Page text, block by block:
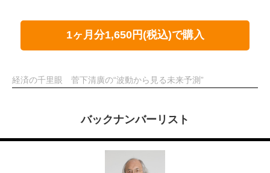
1ヶ月分1,650円(税込)で購入
経済の千里眼 菅下清廣の“波動から見る未来予測”
バックナンバーリスト